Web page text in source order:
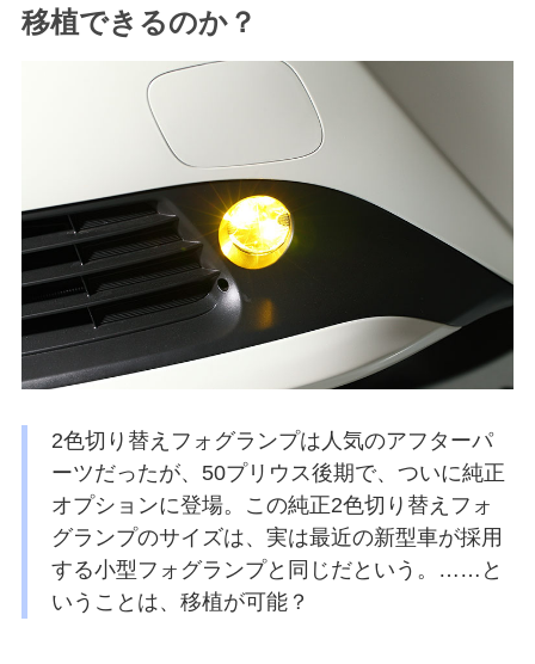
移植できるのか？
2色切り替えフォグランプは人気のアフターパ
ーツだったが、50プリウス後期で、ついに純正
オプションに登場。この純正2色切り替えフォ
グランプのサイズは、実は最近の新型車が採用
する小型フォグランプと同じだという。……と
いうことは、移植が可能？